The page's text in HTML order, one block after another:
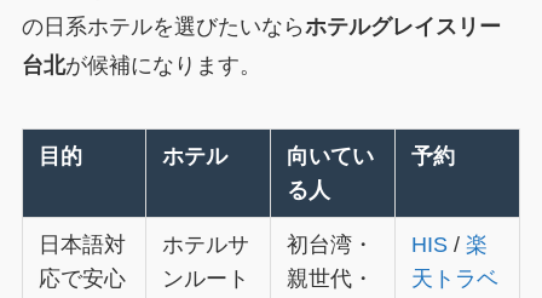
の日系ホテルを選びたいならホテルグレイスリー
台北が候補になります。
目的 ホテル
向いてい
る人
予約
日本語対
応で安心
ホテルサ
ンルート
初台湾・
親世代・
HIS /楽
天トラベ